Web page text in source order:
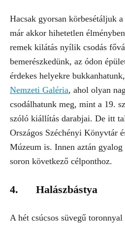
Hacsak gyorsan körbesétáljuk
már akkor hihetetlen
remek kilátás nyílik csodás
bemerészkedünk, az ódon
érdekes helyekre
Nemzeti Galéria, ahol olyan
csodálhatunk meg, mint a 19.
szóló kiállítás darabjai. De itt
Országos Széchényi Könyvtár
Múzeum is. Innen aztán
soron következő célponthoz.
4. Halászbástya
A hét csúcsos süvegű